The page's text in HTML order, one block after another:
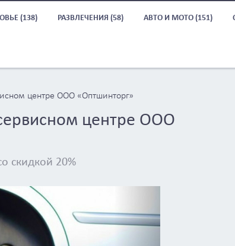
(138) РАЗВЛЕЧЕНИЯ (58) АВТО И МОТО (151)
центре ООО «Оптшинторг»
центре ООО
скидкой 20%